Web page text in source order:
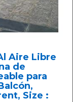
Aire Libre
de
para
Size :